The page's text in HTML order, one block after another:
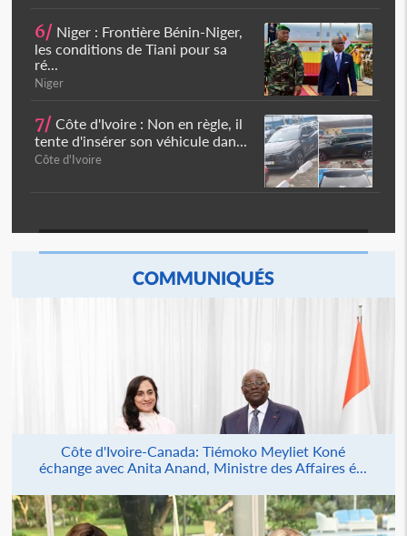
6/ Niger : Frontière Bénin-Niger,
les conditions de Tiani pour sa
ré...
Niger
7/ Côte d'Ivoire : Non en règle, il
tente d'insérer son véhicule dan...
Côte d'Ivoire
COMMUNIQUÉS
Côte d'Ivoire-Canada: Tiémoko Meyliet Koné
échange avec Anita Anand, Ministre des Affaires é...